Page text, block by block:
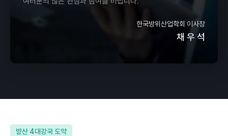
한국방위산업학회 이사장
채 우 석
방산 4대강국 도약